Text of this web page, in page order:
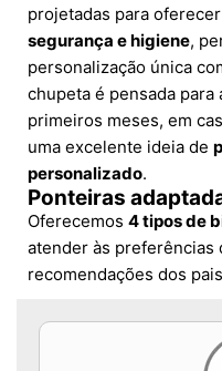
projetadas para
segurança e higiene,
personalização única
chupeta é pensada
primeiros meses, em
uma excelente ideia de
personalizado.
Ponteiras
Oferecemos 4 tipos de
atender às preferências
recomendações dos